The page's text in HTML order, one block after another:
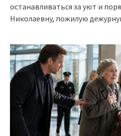
останавливаться за уют и
Николаевну, пожилую